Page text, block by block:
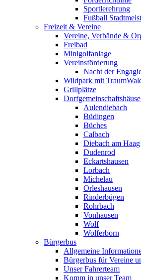
Sportlerehrung
Fußball
Freizeit & Vereine
Vereine, Verbände &
Freibad
Minigolfanlage
Vereinsförderung
Nacht der
Wildpark mit
Grillplätze
Aulendiebach
Büdingen
Büches
Calbach
Diebach am Haag
Dudenrod
Eckartshausen
Lorbach
Michelau
Orleshausen
Rinderbügen
Rohrbach
Vonhausen
Wolf
Wolferborn
Bürgerbus
Allgemeine
Bürgerbus für Vereine
Unser Fahrerteam
Komm in unser Team